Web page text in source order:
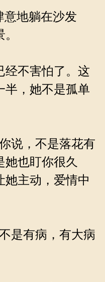
地躺在沙发
不害怕了。这
半，她不是孤单
说，不是落花有
她也盯你很久
她主动，爱情中
是有病，有大病